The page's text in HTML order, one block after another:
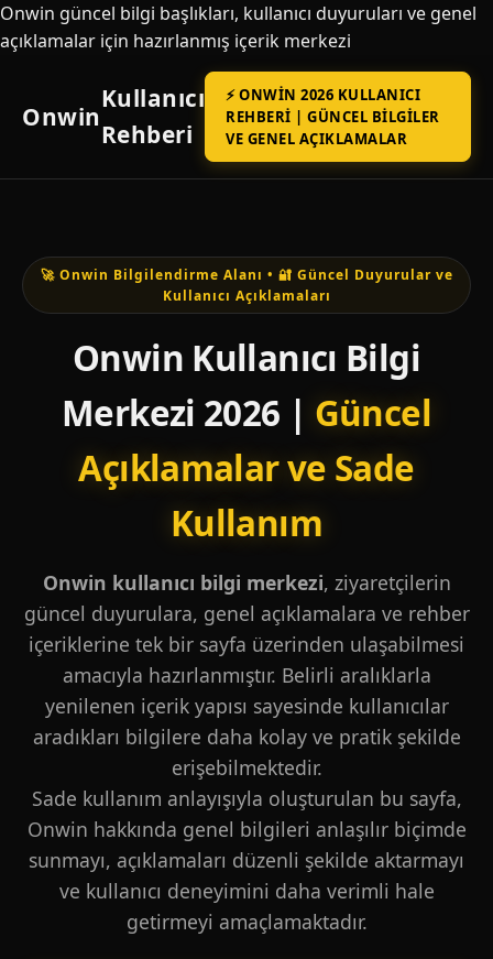
Onwin güncel bilgi başlıkları, kullanıcı duyuruları ve genel
açıklamalar için hazırlanmış içerik merkezi
Onwin
Kullanıcı
Rehberi
⚡ ONWIN 2026 KULLANICI
REHBERI | GÜNCEL BILGILER
VE GENEL AÇIKLAMALAR
🚀 Onwin Bilgilendirme Alanı • 🔐 Güncel Duyurular ve
Kullanıcı Açıklamaları
Onwin Kullanıcı Bilgi
Merkezi 2026 | Güncel
Açıklamalar ve Sade
Kullanım
Onwin kullanıcı bilgi merkezi, ziyaretçilerin
güncel duyurulara, genel açıklamalara ve rehber
içeriklerine tek bir sayfa üzerinden ulaşabilmesi
amacıyla hazırlanmıştır. Belirli aralıklarla
yenilenen içerik yapısı sayesinde kullanıcılar
aradıkları bilgilere daha kolay ve pratik şekilde
erişebilmektedir.
Sade kullanım anlayışıyla oluşturulan bu sayfa,
Onwin hakkında genel bilgileri anlaşılır biçimde
sunmayı, açıklamaları düzenli şekilde aktarmayı
ve kullanıcı deneyimini daha verimli hale
getirmeyi amaçlamaktadır.